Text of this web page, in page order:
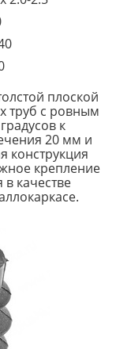
плоской
труб с ровным
к
20 мм и
конструкция
крепление
качестве